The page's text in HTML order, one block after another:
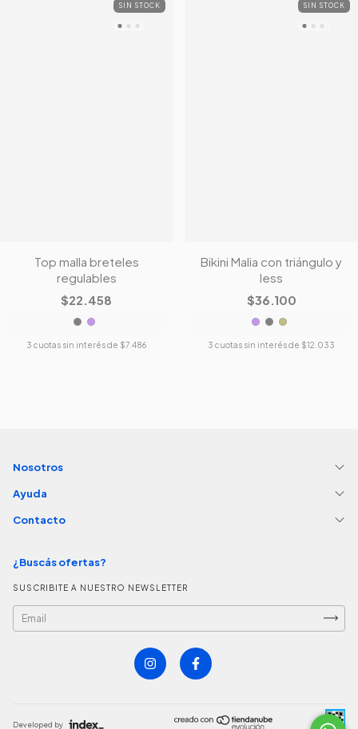
SIN STOCK
Top malla breteles
regulables
$22.458
3 cuotas sin interés de $7.486
SIN STOCK
Bikini Malia con triángulo y
less
$36.100
3 cuotas sin interés de $12.033
Nosotros
Ayuda
Contacto
¿Buscás ofertas?
SUSCRIBITE A NUESTRO NEWSLETTER
Developed by